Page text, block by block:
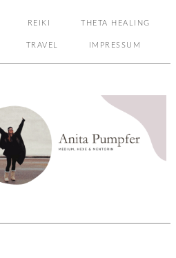
REIKI THETA HEALING
TRAVEL IMPRESSUM